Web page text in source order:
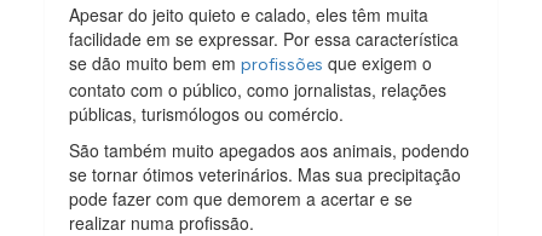
Apesar do jeito quieto e calado, eles têm muita
facilidade em se expressar. Por essa característica
se dão muito bem emprofissões que exigem o
contato com o público, como jornalistas, relações
públicas, turismólogos ou comércio.
São também muito apegados aos animais, podendo
se tornar ótimos veterinários. Mas sua precipitação
pode fazer com que demorem a acertar e se
realizar numa profissão.